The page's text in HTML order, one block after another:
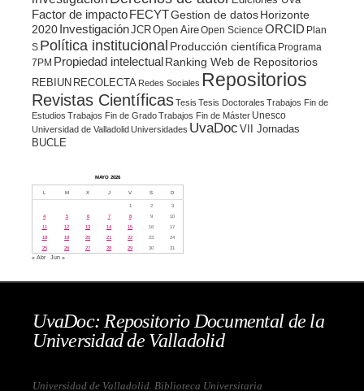
Factor de impacto FECYTGestion de datosHorizonte
2020 InvestigaciónJCROpen AireOpen Science ORCID Plan
S Política institucional Producción científica Programa
7PM Propiedad intelectualRanking Web de Repositorios
REBIUN RECOLECTA Redes Sociales Repositorios
Revistas CientíficasTesis Tesis Doctorales Trabajos Fin de
Estudios Trabajos Fin de GradoTrabajos Fin de Máster Unesco
Universidad de Valladolid Universidades UvaDoc VII Jornadas
BUCLE
MAYO 2026
L M X J V S D
1 2
3
4
5 6 7 8 9
10
11
12 13 14 15 16
17
18
19 20 21 22 23
24
25
26 27 28 29 30 31
« Abr Jun »
UvaDoc: Repositorio Documental de la
Universidad de Valladolid
Universidad de Valladolid. Biblioteca Universitaria